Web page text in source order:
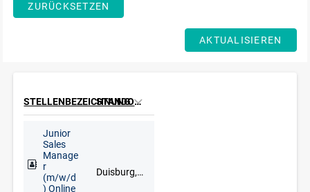
ZURÜCKSETZEN
AKTUALISIEREN
STELLENBEZEICHNUNG STANDORT
Junior
Sales
Manage
r
(m/w/d
) Online
Duisburg, Düsseldorf, Goch, Kleve, Krefeld, Meerbusch, Remscheid, Solingen, Wuppertal